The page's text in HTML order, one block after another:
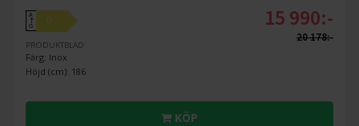
A
↑
G
D
PRODUKTBLAD
Färg: Inox
Höjd (cm): 186
15 990:-
20 178:-
KÖP